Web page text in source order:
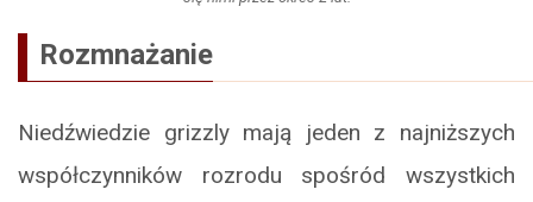
Rozmnażanie
Niedźwiedzie grizzly mają jeden z najniższych
współczynników rozrodu spośród wszystkich